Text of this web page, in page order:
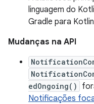
linguagem do
Gradle para
Mudanças na API
edOngoing()
Notificações